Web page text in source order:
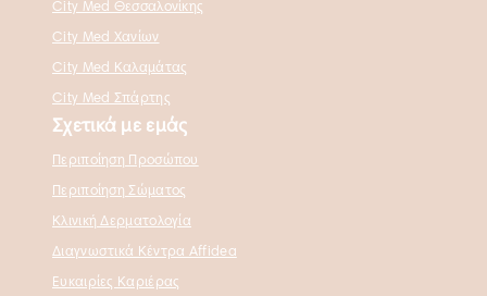
City Med Θεσσαλονίκης
City Med Χανίων
City Med Καλαμάτας
City Med Σπάρτης
Σχετικά με εμάς
Περιποίηση Προσώπου
Περιποίηση Σώματος
Κλινική Δερματολογία
Διαγνωστικά Κέντρα Affidea
Ευκαιρίες Καριέρας